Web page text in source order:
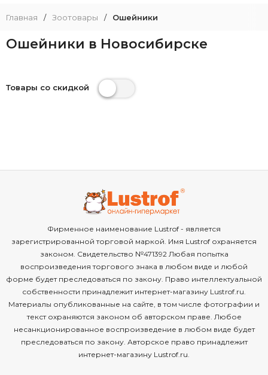
Главная / Зоотовары / Ошейники
Ошейники в Новосибирске
Товары со скидкой
Фирменное наименование Lustrof - является
зарегистрированной торговой маркой. Имя Lustrof охраняется
законом. Свидетельство №471392 Любая попытка
воспроизведения торгового знака в любом виде и любой
форме будет преследоваться по закону. Право интеллектуальной
собственности принадлежит интернет-магазину Lustrof.ru.
Материалы опубликованные на сайте, в том числе фотографии и
текст охраняются законом об авторском праве. Любое
несанкционированное воспроизведение в любом виде будет
преследоваться по закону. Авторское право принадлежит
интернет-магазину Lustrof.ru.